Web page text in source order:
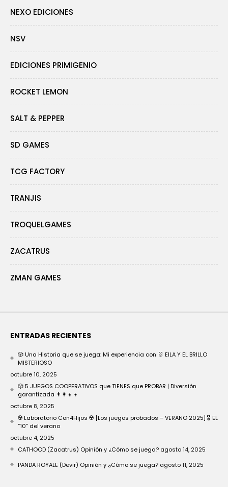
NEXO EDICIONES
NSV
EDICIONES PRIMIGENIO
ROCKET LEMON
SALT & PEPPER
SD GAMES
TCG FACTORY
TRANJIS
TROQUELGAMES
ZACATRUS
ZMAN GAMES
ENTRADAS RECIENTES
🎲 Una Historia que se juega: Mi experiencia con 🐰 EILA Y EL BRILLO
MISTERIOSO
octubre 10, 2025
🎲 5 JUEGOS COOPERATIVOS que TIENES que PROBAR | Diversión
garantizada 👨‍👩‍👧‍👦
octubre 8, 2025
☢️ Laboratorio Con4Hijos ☢️ [Los juegos probados – VERANO 2025] 🎖️ EL
“10” del verano
octubre 4, 2025
CATHOOD (Zacatrus) Opinión y ¿Cómo se juega? agosto 14, 2025
PANDA ROYALE (Devir) Opinión y ¿Cómo se juega? agosto 11, 2025